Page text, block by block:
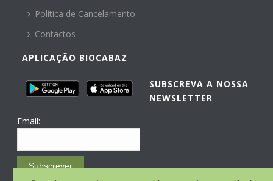
Política de Cancelamento
Contactos
APLICAÇÃO BIOCABAZ
SUBSCREVA A NOSSA
NEWSLETTER
Email:
Subscrever